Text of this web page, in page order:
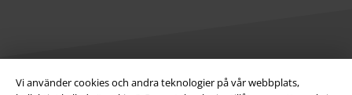
Vi använder cookies och andra teknologier på vår webbplats,